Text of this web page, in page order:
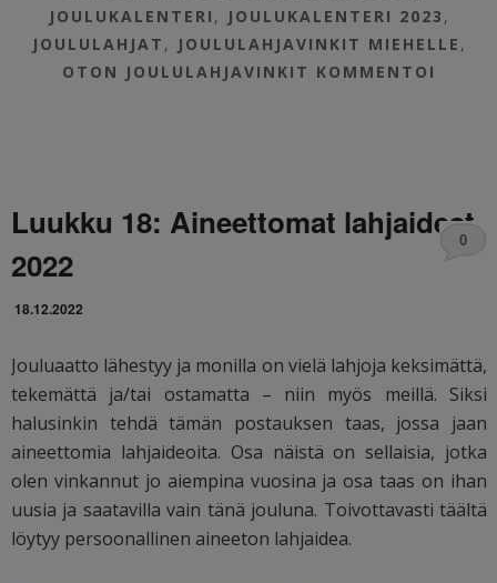
JOULUKALENTERI , JOULUKALENTERI 2023 ,
JOULULAHJAT , JOULULAHJAVINKIT MIEHELLE ,
OTON JOULULAHJAVINKIT KOMMENTOI
Luukku 18: Aineettomat lahjaideat
2022
18.12.2022
0
Jouluaatto lähestyy ja monilla on vielä lahjoja keksimättä,
tekemättä ja/tai ostamatta – niin myös meillä. Siksi
halusinkin tehdä tämän postauksen taas, jossa jaan
aineettomia lahjaideoita. Osa näistä on sellaisia, jotka
olen vinkannut jo aiempina vuosina ja osa taas on ihan
uusia ja saatavilla vain tänä jouluna. Toivottavasti täältä
löytyy persoonallinen aineeton lahjaidea.